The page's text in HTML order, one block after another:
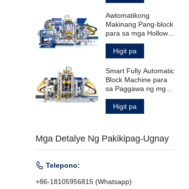
Awtomatikong
Makinang Pang-block
para sa mga Hollow
Solid Paving Block at
Curbstone
Higit pa
Smart Fully Automatic
Block Machine para
sa Paggawa ng mga
Produktong
Kongkreto
Higit pa
Mga Detalye Ng Pakikipag-Ugnay
 Telepono:
+86-18105956815 (Whatsapp)